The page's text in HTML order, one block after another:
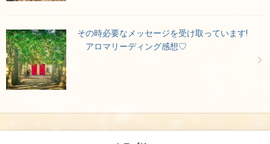
その時必要なメッセージを受け取っています!
アロマリーディング感想♡